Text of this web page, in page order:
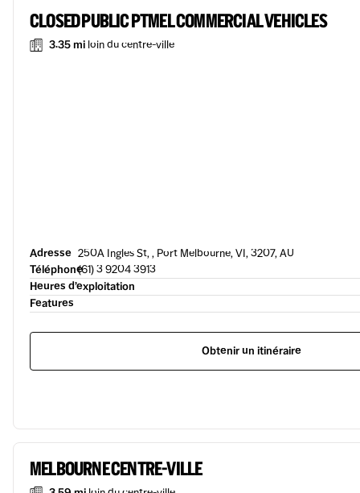
CLOSED PUBLIC PTMEL COMMERCIAL VEHICLES
3.35 mi loin du centre-ville
Adresse 250A Ingles St, , Port Melbourne, VI, 3207, AU
Téléphone(61) 3 9204 3913
Heures d’exploitation
Features
Obtenir un itinéraire
MELBOURNE CENTRE-VILLE